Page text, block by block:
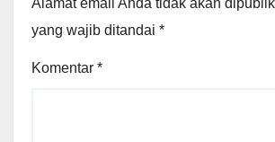
yang wajib ditandai *
Komentar *